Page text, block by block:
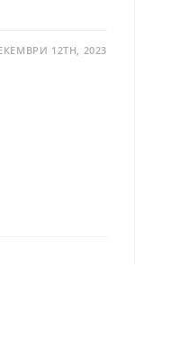
12TH, 2023